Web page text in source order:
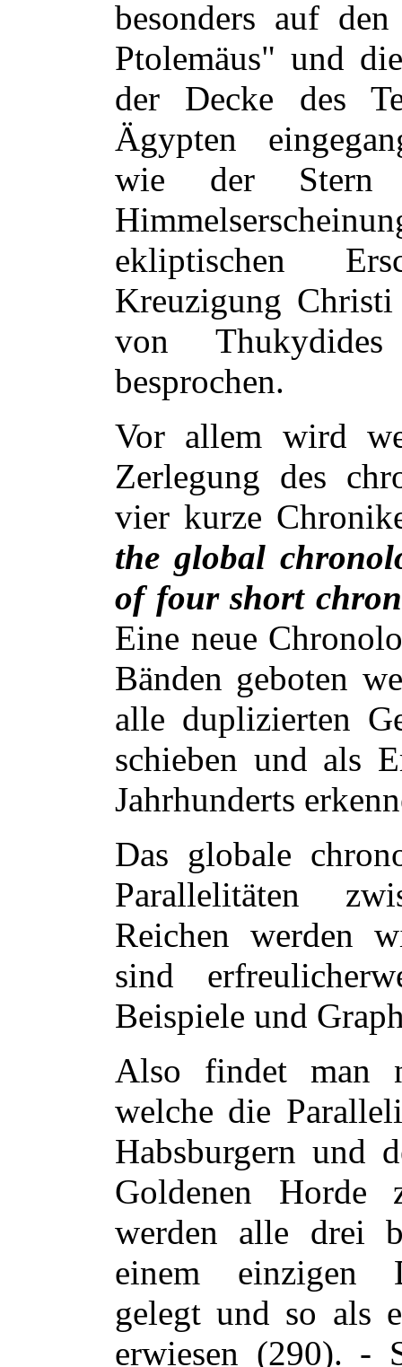
besonders auf
Ptolemäus" und
der Decke des
Ägypten
wie der Stern
ekliptischen
Kreuzigung
von
besprochen.
Vor allem wird
Zerlegung des
vier kurze
the global
of four short
Eine neue
Bänden geboten
alle duplizierten
schieben und als
Jahrhunderts
Das globale
Parallelitäten
Reichen werden
sind
Beispiele und
Also findet man
welche die
Habsburgern und
Goldenen
werden alle drei
einem einzigen
gelegt und so als
erwiesen (290). -